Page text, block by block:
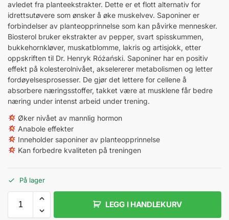
avledet fra planteekstrakter. Dette er et flott alternativ for
idrettsutøvere som ønsker å øke muskelvev. Saponiner er
forbindelser av planteopprinnelse som kan påvirke mennesker.
Biosterol bruker ekstrakter av pepper, svart spisskummen,
bukkehornkløver, muskatblomme, lakris og artisjokk, etter
oppskriften til Dr. Henryk Różański. Saponiner har en positiv
effekt på kolesterolnivået, akselererer metabolismen og letter
fordøyelsesprosesser. De gjør det lettere for cellene å
absorbere næringsstoffer, takket være at musklene får bedre
næring under intenst arbeid under trening.
Øker nivået av mannlig hormon
Anabole effekter
Inneholder saponiner av planteopprinnelse
Kan forbedre kvaliteten på treningen
På lager
LEGG I HANDLEKURV